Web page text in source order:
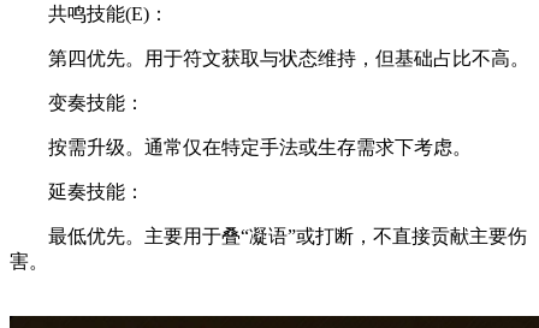
共鸣技能(E)：
第四优先。用于符文获取与状态维持，但基础占比不高。
变奏技能：
按需升级。通常仅在特定手法或生存需求下考虑。
延奏技能：
最低优先。主要用于叠“凝语”或打断，不直接贡献主要伤
害。